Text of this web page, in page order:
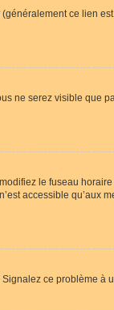
(généralement ce lien
ne serez visible que
le fuseau
accessible qu’aux
ce problème à